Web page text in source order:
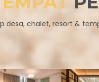
desa, chalet, resort &